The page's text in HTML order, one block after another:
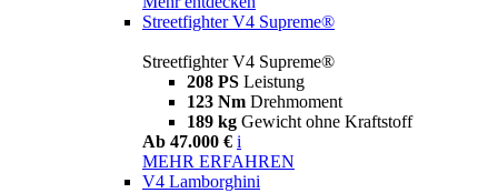
Streetfighter V4 Supreme®
Streetfighter V4 Supreme®
208 PS Leistung
123 Nm Drehmoment
189 kg Gewicht ohne Kraftstoff
Ab 47.000 € i
MEHR ERFAHREN
V4 Lamborghini